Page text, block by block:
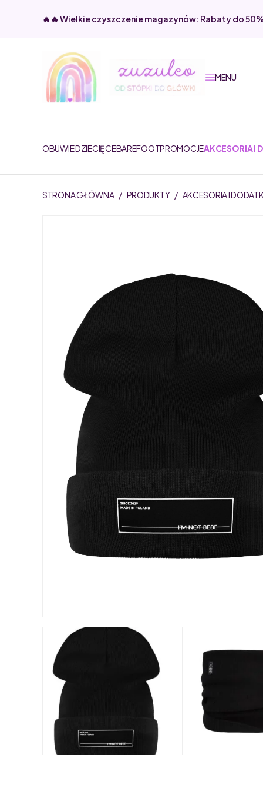
🔥🔥 Wielkie czyszczenie magazynów: Rabaty do
MENU
OBUWIE DZIECIĘCEBAREFOOTPROMOCJEAKCESORIA I
STRONA GŁÓWNA / PRODUKTY / AKCESORIA I